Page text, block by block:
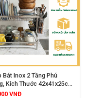
Bát Inox 2 Tầng Phú
Kích Thước 42x41x25cm,
Tiện Lợi Cho Gian
VNĐ